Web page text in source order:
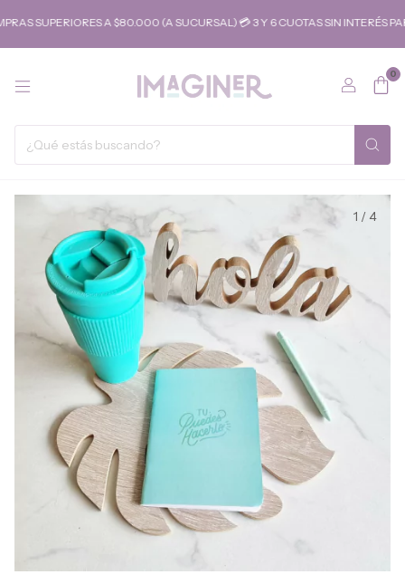
SUPERIORES A $80.000 (A SUCURSAL) 💳 3 Y 6 CUOTAS SIN INTERÉS
0
1 / 4